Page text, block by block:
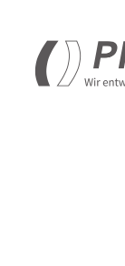
springen